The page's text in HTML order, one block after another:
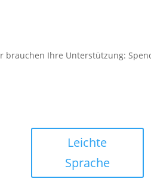
brauchen Ihre Unterstützung:
Leichte
Sprache